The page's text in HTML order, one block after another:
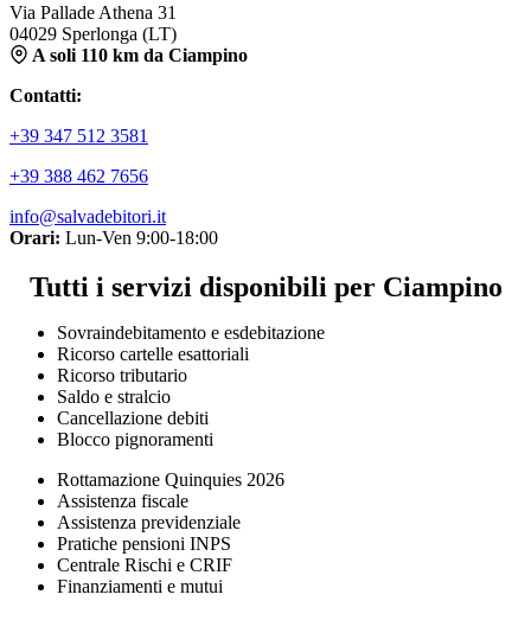
Via Pallade Athena 31
04029 Sperlonga (LT)
A soli 110 km da Ciampino
Contatti:
+39 347 512 3581
+39 388 462 7656
info@salvadebitori.it
Orari: Lun-Ven 9:00-18:00
Tutti i servizi disponibili per Ciampino
Sovraindebitamento e esdebitazione
Ricorso cartelle esattoriali
Ricorso tributario
Saldo e stralcio
Cancellazione debiti
Blocco pignoramenti
Rottamazione Quinquies 2026
Assistenza fiscale
Assistenza previdenziale
Pratiche pensioni INPS
Centrale Rischi e CRIF
Finanziamenti e mutui